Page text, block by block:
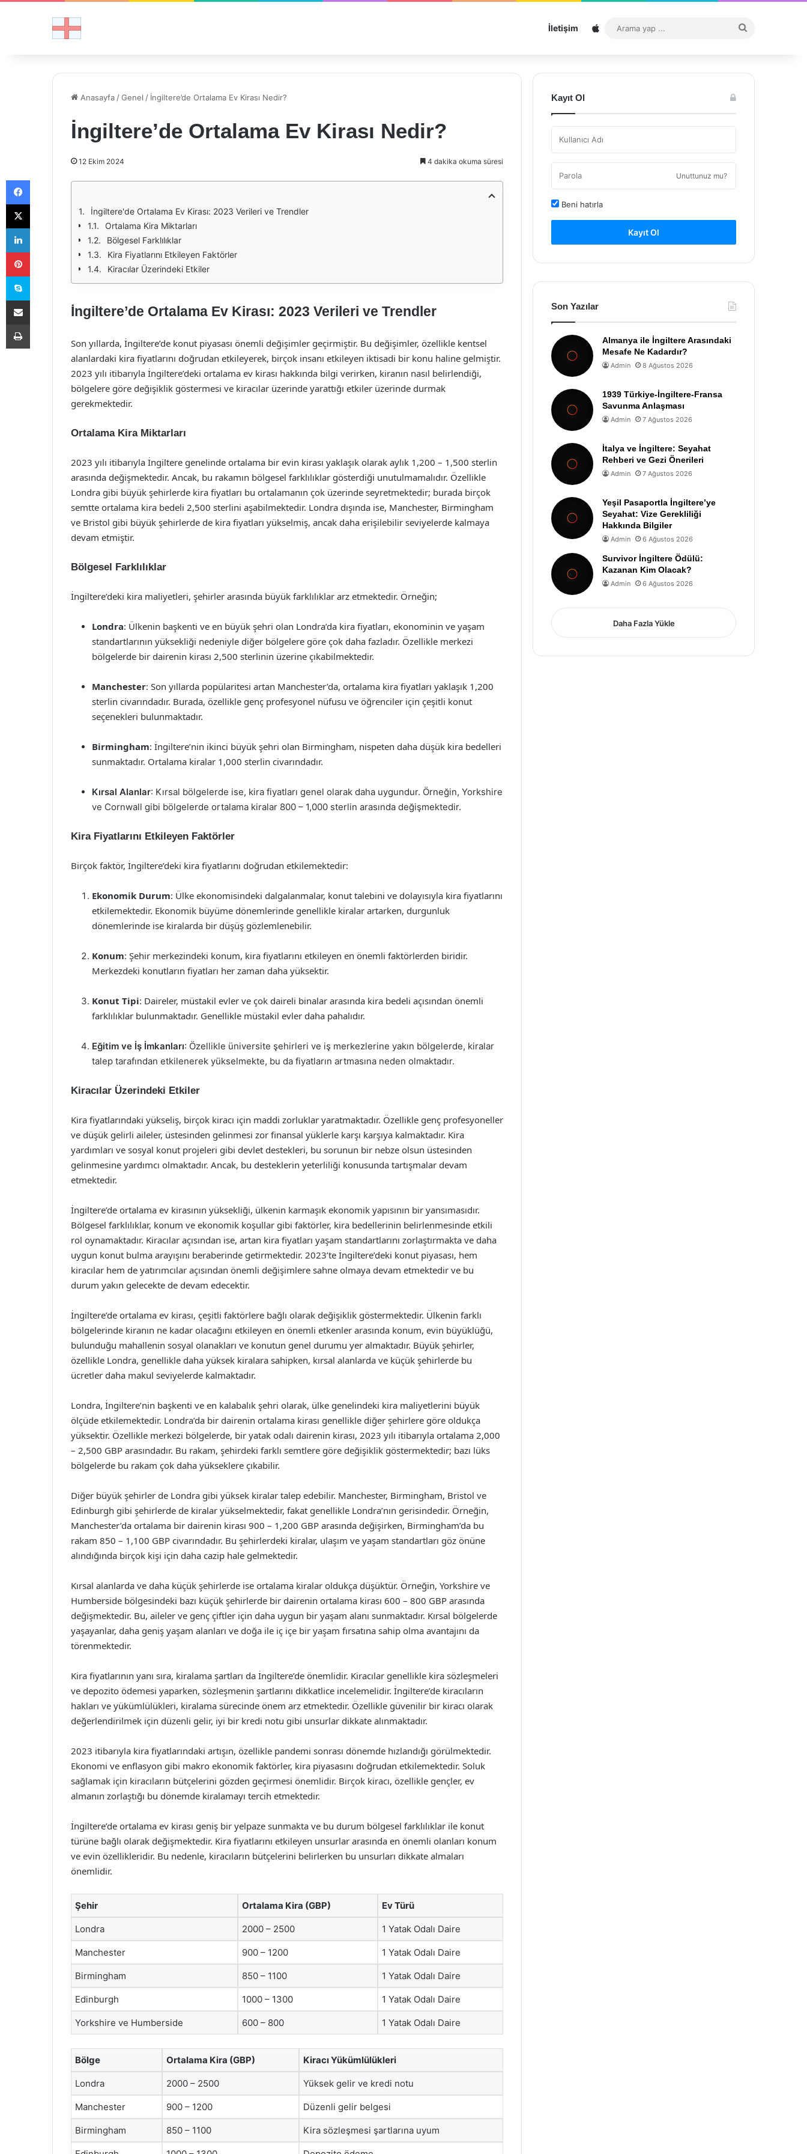
İletişim Sitemap
...
Anasayfa /Genel / İngiltere’de Ortalama Ev Kirası Nedir?
İngiltere’de Ortalama Ev Kirası Nedir?
12 Ekim 2024 4 dakika okuma süresi
İngiltere'de Ortalama Ev Kirası: 2023 Verileri ve Trendler
Ortalama Kira Miktarları
Bölgesel Farklılıklar
Kira Fiyatlarını Etkileyen Faktörler
Kiracılar Üzerindeki Etkiler
İngiltere’de Ortalama Ev Kirası: 2023 Verileri ve Trendler
Son yıllarda, İngiltere’de konut piyasası önemli değişimler geçirmiştir. Bu değişimler, özellikle kentsel
alanlardaki kira fiyatlarını doğrudan etkileyerek, birçok insanı etkileyen iktisadi bir konu haline gelmiştir.
2023 yılı itibarıyla İngiltere’deki ortalama ev kirası hakkında bilgi verirken, kiranın nasıl belirlendiği,
bölgelere göre değişiklik göstermesi ve kiracılar üzerinde yarattığı etkiler üzerinde durmak
gerekmektedir.
Ortalama Kira Miktarları
2023 yılı itibarıyla İngiltere genelinde ortalama bir evin kirası yaklaşık olarak aylık 1,200 – 1,500 sterlin
arasında değişmektedir. Ancak, bu rakamın bölgesel farklılıklar gösterdiği unutulmamalıdır. Özellikle
Londra gibi büyük şehirlerde kira fiyatları bu ortalamanın çok üzerinde seyretmektedir; burada birçok
semtte ortalama kira bedeli 2,500 sterlini aşabilmektedir. Londra dışında ise, Manchester, Birmingham
ve Bristol gibi büyük şehirlerde de kira fiyatları yükselmiş, ancak daha erişilebilir seviyelerde kalmaya
devam etmiştir.
Bölgesel Farklılıklar
İngiltere’deki kira maliyetleri, şehirler arasında büyük farklılıklar arz etmektedir. Örneğin;
Londra: Ülkenin başkenti ve en büyük şehri olan Londra’da kira fiyatları, ekonominin ve yaşam
standartlarının yüksekliği nedeniyle diğer bölgelere göre çok daha fazladır. Özellikle merkezi
bölgelerde bir dairenin kirası 2,500 sterlinin üzerine çıkabilmektedir.
Manchester: Son yıllarda popülaritesi artan Manchester’da, ortalama kira fiyatları yaklaşık 1,200
sterlin civarındadır. Burada, özellikle genç profesyonel nüfusu ve öğrenciler için çeşitli konut
seçenekleri bulunmaktadır.
Birmingham: İngiltere’nin ikinci büyük şehri olan Birmingham, nispeten daha düşük kira bedelleri
sunmaktadır. Ortalama kiralar 1,000 sterlin civarındadır.
Kırsal Alanlar: Kırsal bölgelerde ise, kira fiyatları genel olarak daha uygundur. Örneğin, Yorkshire
ve Cornwall gibi bölgelerde ortalama kiralar 800 – 1,000 sterlin arasında değişmektedir.
Kira Fiyatlarını Etkileyen Faktörler
Birçok faktör, İngiltere’deki kira fiyatlarını doğrudan etkilemektedir:
Ekonomik Durum: Ülke ekonomisindeki dalgalanmalar, konut talebini ve dolayısıyla kira fiyatlarını
etkilemektedir. Ekonomik büyüme dönemlerinde genellikle kiralar artarken, durgunluk
dönemlerinde ise kiralarda bir düşüş gözlemlenebilir.
Konum: Şehir merkezindeki konum, kira fiyatlarını etkileyen en önemli faktörlerden biridir.
Merkezdeki konutların fiyatları her zaman daha yüksektir.
Konut Tipi: Daireler, müstakil evler ve çok daireli binalar arasında kira bedeli açısından önemli
farklılıklar bulunmaktadır. Genellikle müstakil evler daha pahalıdır.
Eğitim ve İş İmkanları: Özellikle üniversite şehirleri ve iş merkezlerine yakın bölgelerde, kiralar
talep tarafından etkilenerek yükselmekte, bu da fiyatların artmasına neden olmaktadır.
Kiracılar Üzerindeki Etkiler
Kira fiyatlarındaki yükseliş, birçok kiracı için maddi zorluklar yaratmaktadır. Özellikle genç profesyoneller
ve düşük gelirli aileler, üstesinden gelinmesi zor finansal yüklerle karşı karşıya kalmaktadır. Kira
yardımları ve sosyal konut projeleri gibi devlet destekleri, bu sorunun bir nebze olsun üstesinden
gelinmesine yardımcı olmaktadır. Ancak, bu desteklerin yeterliliği konusunda tartışmalar devam
etmektedir.
İngiltere’de ortalama ev kirasının yüksekliği, ülkenin karmaşık ekonomik yapısının bir yansımasıdır.
Bölgesel farklılıklar, konum ve ekonomik koşullar gibi faktörler, kira bedellerinin belirlenmesinde etkili
rol oynamaktadır. Kiracılar açısından ise, artan kira fiyatları yaşam standartlarını zorlaştırmakta ve daha
uygun konut bulma arayışını beraberinde getirmektedir. 2023’te İngiltere’deki konut piyasası, hem
kiracılar hem de yatırımcılar açısından önemli değişimlere sahne olmaya devam etmektedir ve bu
durum yakın gelecekte de devam edecektir.
İngiltere’de ortalama ev kirası, çeşitli faktörlere bağlı olarak değişiklik göstermektedir. Ülkenin farklı
bölgelerinde kiranın ne kadar olacağını etkileyen en önemli etkenler arasında konum, evin büyüklüğü,
bulunduğu mahallenin sosyal olanakları ve konutun genel durumu yer almaktadır. Büyük şehirler,
özellikle Londra, genellikle daha yüksek kiralara sahipken, kırsal alanlarda ve küçük şehirlerde bu
ücretler daha makul seviyelerde kalmaktadır.
Londra, İngiltere’nin başkenti ve en kalabalık şehri olarak, ülke genelindeki kira maliyetlerini büyük
ölçüde etkilemektedir. Londra’da bir dairenin ortalama kirası genellikle diğer şehirlere göre oldukça
yüksektir. Özellikle merkezi bölgelerde, bir yatak odalı dairenin kirası, 2023 yılı itibarıyla ortalama 2,000
– 2,500 GBP arasındadır. Bu rakam, şehirdeki farklı semtlere göre değişiklik göstermektedir; bazı lüks
bölgelerde bu rakam çok daha yükseklere çıkabilir.
Diğer büyük şehirler de Londra gibi yüksek kiralar talep edebilir. Manchester, Birmingham, Bristol ve
Edinburgh gibi şehirlerde de kiralar yükselmektedir, fakat genellikle Londra’nın gerisindedir. Örneğin,
Manchester’da ortalama bir dairenin kirası 900 – 1,200 GBP arasında değişirken, Birmingham’da bu
rakam 850 – 1,100 GBP civarındadır. Bu şehirlerdeki kiralar, ulaşım ve yaşam standartları göz önüne
alındığında birçok kişi için daha cazip hale gelmektedir.
Kırsal alanlarda ve daha küçük şehirlerde ise ortalama kiralar oldukça düşüktür. Örneğin, Yorkshire ve
Humberside bölgesindeki bazı küçük şehirlerde bir dairenin ortalama kirası 600 – 800 GBP arasında
değişmektedir. Bu, aileler ve genç çiftler için daha uygun bir yaşam alanı sunmaktadır. Kırsal bölgelerde
yaşayanlar, daha geniş yaşam alanları ve doğa ile iç içe bir yaşam fırsatına sahip olma avantajını da
törenmektedir.
Kira fiyatlarının yanı sıra, kiralama şartları da İngiltere’de önemlidir. Kiracılar genellikle kira sözleşmeleri
ve depozito ödemesi yaparken, sözleşmenin şartlarını dikkatlice incelemelidir. İngiltere’de kiracıların
hakları ve yükümlülükleri, kiralama sürecinde önem arz etmektedir. Özellikle güvenilir bir kiracı olarak
değerlendirilmek için düzenli gelir, iyi bir kredi notu gibi unsurlar dikkate alınmaktadır.
2023 itibarıyla kira fiyatlarındaki artışın, özellikle pandemi sonrası dönemde hızlandığı görülmektedir.
Ekonomi ve enflasyon gibi makro ekonomik faktörler, kira piyasasını doğrudan etkilemektedir. Soluk
sağlamak için kiracıların bütçelerini gözden geçirmesi önemlidir. Birçok kiracı, özellikle gençler, ev
almanın zorlaştığı bu dönemde kiralamayı tercih etmektedir.
İngiltere’de ortalama ev kirası geniş bir yelpaze sunmakta ve bu durum bölgesel farklılıklar ile konut
türüne bağlı olarak değişmektedir. Kira fiyatlarını etkileyen unsurlar arasında en önemli olanları konum
ve evin özellikleridir. Bu nedenle, kiracıların bütçelerini belirlerken bu unsurları dikkate almaları
önemlidir.
Şehir Ortalama Kira (GBP) Ev Türü
Londra 2000 – 2500 1 Yatak Odalı Daire
Manchester 900 – 1200 1 Yatak Odalı Daire
Birmingham 850 – 1100 1 Yatak Odalı Daire
Edinburgh 1000 – 1300 1 Yatak Odalı Daire
Yorkshire ve Humberside 600 – 800 1 Yatak Odalı Daire
Bölge Ortalama Kira (GBP) Kiracı Yükümlülükleri
Londra 2000 – 2500 Yüksek gelir ve kredi notu
Manchester 900 – 1200 Düzenli gelir belgesi
Birmingham 850 – 1100 Kira sözleşmesi şartlarına uyum
Kayıt Ol
Unuttunuz mu?
Beni hatırla
Kayıt Ol
Son Yazılar
Almanya ile İngiltere Arasındaki
Mesafe Ne Kadardır?
Admin 8 Ağustos 2026
1939 Türkiye-İngiltere-Fransa
Savunma Anlaşması
Admin 7 Ağustos 2026
İtalya ve İngiltere: Seyahat
Rehberi ve Gezi Önerileri
Admin 7 Ağustos 2026
Yeşil Pasaportla İngiltere’ye
Seyahat: Vize Gerekliliği
Hakkında Bilgiler
Admin 6 Ağustos 2026
Survivor İngiltere Ödülü:
Kazanan Kim Olacak?
Admin 6 Ağustos 2026
Daha Fazla Yükle
Facebook
X
LinkedIn
Pinterest
Skype
E-Posta ile paylaş